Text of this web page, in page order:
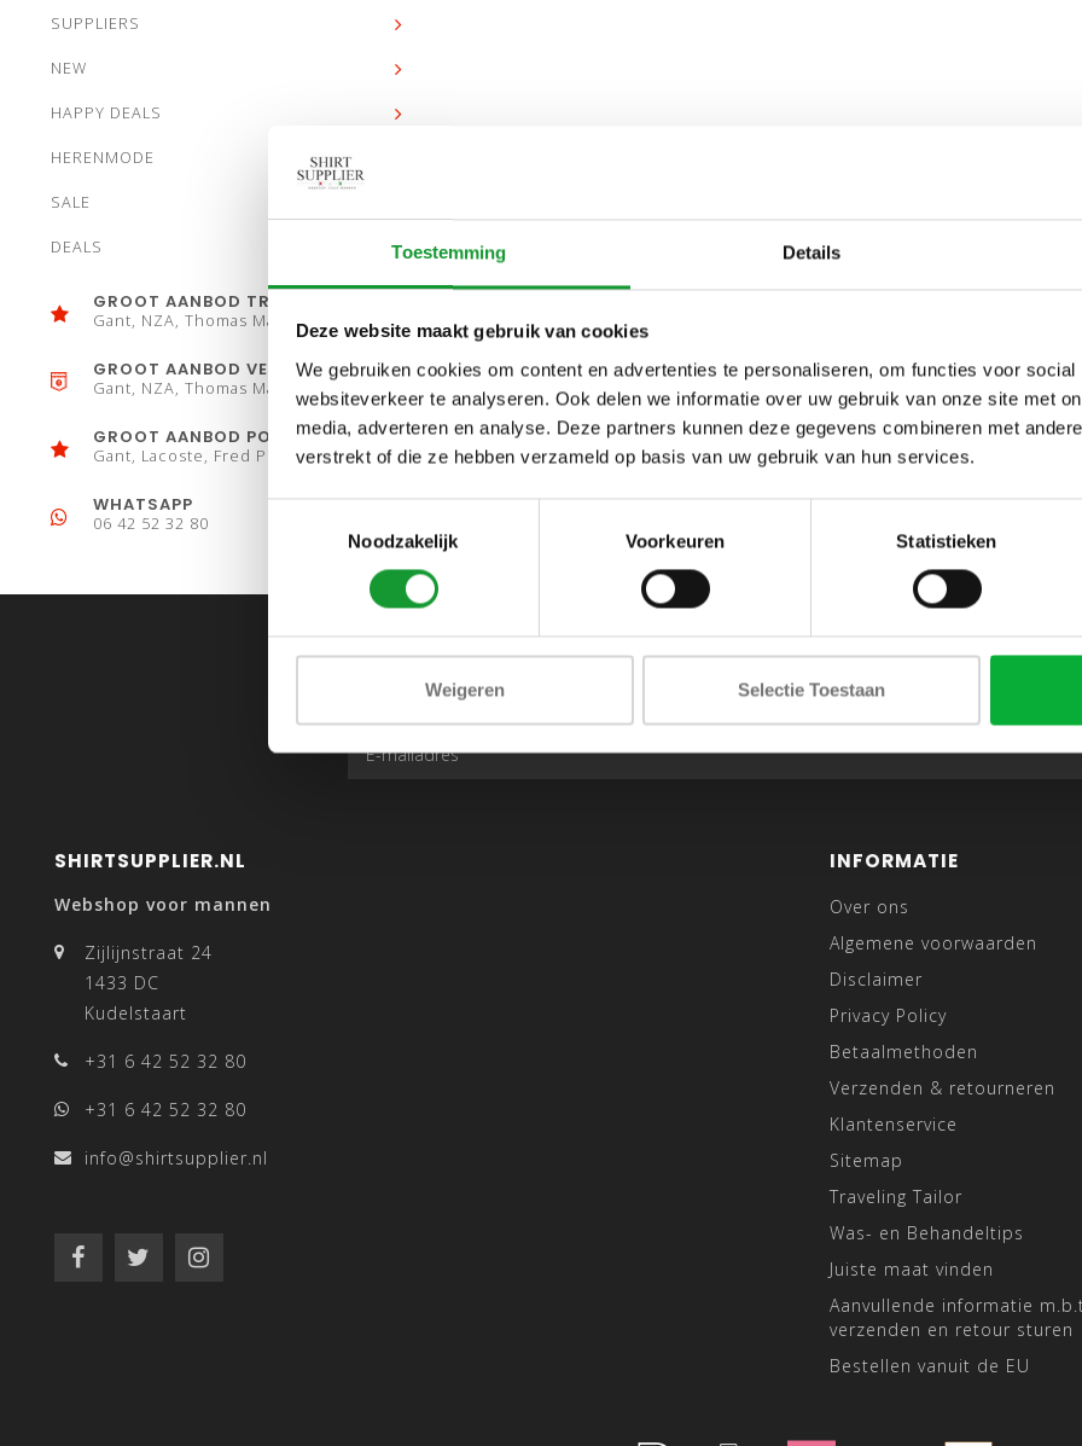
Toestemming Details
Deze website maakt gebruik van cookies
We gebruiken cookies om content en advertenties te personaliseren, om functies voor
websiteverkeer te analyseren. Ook delen we informatie over uw gebruik van onze site met
media, adverteren en analyse. Deze partners kunnen deze gegevens combineren met
verstrekt of die ze hebben verzameld op basis van uw gebruik van hun services.
Noodzakelijk
Voorkeuren Statistieken
Weigeren Selectie Toestaan
SUPPLIERS
NEW
HAPPY DEALS
HERENMODE
SALE
DEALS
GROOT AANBOD TRUIEN
Gant, NZA, Thomas Maine
GROOT AANBOD VESTEN
Gant, NZA, Thomas Maine
GROOT AANBOD POLO´S
Gant, Lacoste, Fred Perry
WHATSAPP
06 42 52 32 80
SHIRTSUPPLIER.NL
Webshop voor mannen
Zijlijnstraat 24
1433 DC
Kudelstaart
+31 6 42 52 32 80
+31 6 42 52 32 80
info@shirtsupplier.nl
INFORMATIE
Over ons
Algemene voorwaarden
Disclaimer
Privacy Policy
Betaalmethoden
Verzenden & retourneren
Klantenservice
Sitemap
Traveling Tailor
Was- en Behandeltips
Juiste maat vinden
Aanvullende informatie
verzenden en retour sturen
Bestellen vanuit de EU